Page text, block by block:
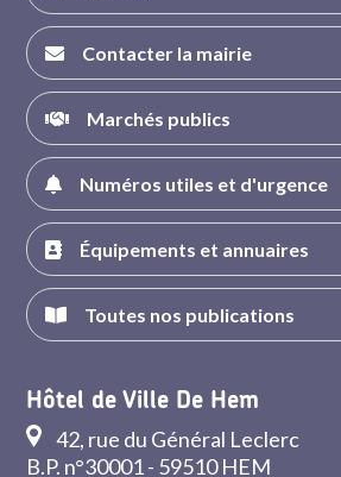
Contacter la mairie
Marchés publics
Numéros utiles et d'urgence
Équipements et annuaires
Toutes nos publications
Hôtel de Ville De Hem
42, rue du Général Leclerc
B.P. n°30001 - 59510 HEM